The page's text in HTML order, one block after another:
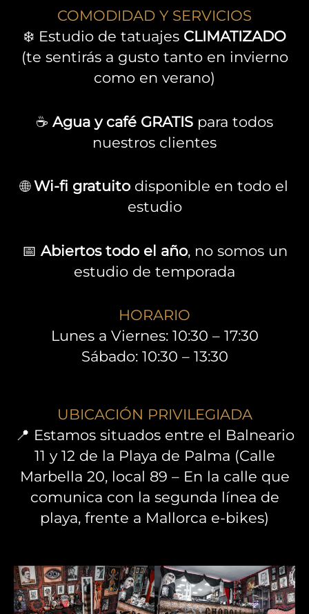
COMODIDAD Y SERVICIOS
❄️ Estudio de tatuajes CLIMATIZADO
(te sentirás a gusto tanto en invierno
como en verano)
☕ Agua y café GRATIS para todos
nuestros clientes
🌐Wi-fi gratuito disponible en todo el
estudio
📅 Abiertos todo el año, no somos un
estudio de temporada
HORARIO
Lunes a Viernes: 10:30 – 17:30
Sábado: 10:30 – 13:30
UBICACIÓN PRIVILEGIADA
📍 Estamos situados entre el Balneario
11 y 12 de la Playa de Palma (Calle
Marbella 20, local 89 – En la calle que
comunica con la segunda línea de
playa, frente a Mallorca e-bikes)